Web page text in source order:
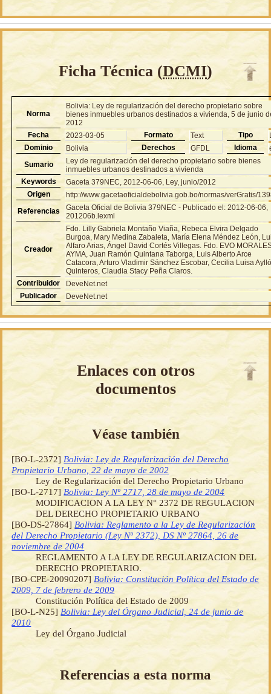
Ficha Técnica (DCMI)
Norma
Bolivia: Ley de regularización del derecho propietario sobre
bienes inmuebles urbanos destinados a vivienda, 5 de junio
2012
Fecha
2023-03-05 Formato Text Tipo
Dominio
Bolivia Derechos GFDL Idioma
Sumario
Ley de regularización del derecho propietario sobre bienes
inmuebles urbanos destinados a vivienda
Keywords
Gaceta 379NEC, 2012-06-06, Ley, junio/2012
Origen
http://www.gacetaoficialdebolivia.gob.bo/normas/verGratis/
Referencias
Gaceta Oficial de Bolivia 379NEC - Publicado el: 2012-06-06,
201206b.lexml
Creador
Fdo. Lilly Gabriela Montaño Viaña, Rebeca Elvira Delgado
Burgoa, Mary Medina Zabaleta, María Elena Méndez León,
Alfaro Arias, Ángel David Cortés Villegas. Fdo. EVO
AYMA, Juan Ramón Quintana Taborga, Luis Alberto Arce
Catacora, Arturo Vladimir Sánchez Escobar, Cecilia Luisa
Quinteros, Claudia Stacy Peña Claros.
Contribuidor
DeveNet.net
Publicador
DeveNet.net
Enlaces con otros
documentos
Véase también
[BO-L-2372] Bolivia: Ley de Regularización del Derecho
Propietario Urbano, 22 de mayo de 2002
Ley de Regularización del Derecho Propietario Urbano
[BO-L-2717] Bolivia: Ley Nº 2717, 28 de mayo de 2004
MODIFICACION A LA LEY N° 2372 DE REGULACION
DEL DERECHO PROPIETARIO URBANO
[BO-DS-27864] Bolivia: Reglamento a la Ley de Regularización
del Derecho Propietario (Ley Nº 2372), DS Nº 27864, 26 de
noviembre de 2004
REGLAMENTO A LA LEY DE REGULARIZACION DEL
DERECHO PROPIETARIO.
[BO-CPE-20090207] Bolivia: Constitución Política del Estado de
2009, 7 de febrero de 2009
Constitución Política del Estado de 2009
[BO-L-N25] Bolivia: Ley del Órgano Judicial, 24 de junio de
2010
Ley del Órgano Judicial
Referencias a esta norma